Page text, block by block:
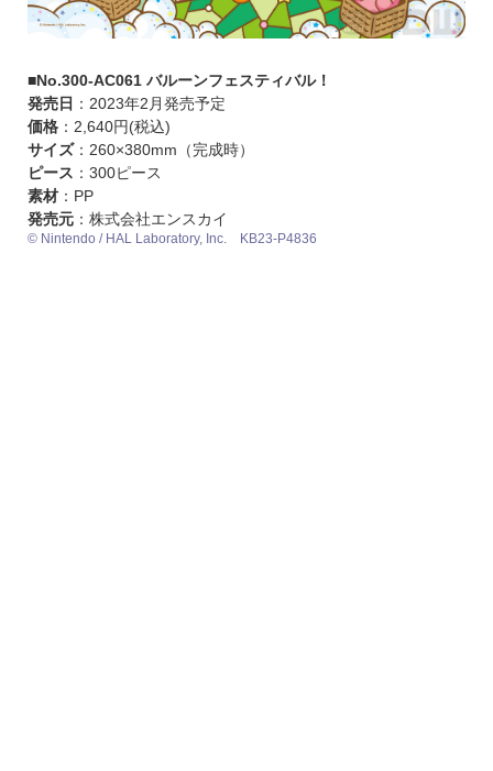
■No.300-AC061 バルーンフェスティバル！
発売日 ：2023年2月発売予定
価格：2,640円(税込)
サイズ：260×380mm（完成時）
ピース ：300ピース
素材：PP
発売元：株式会社エンスカイ
© Nintendo / HAL Laboratory, Inc. KB23-P4836